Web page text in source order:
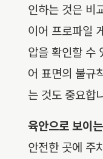
인하는 것은 비
이어 프로파일
압을 확인할 수
어 표면의 불규
는 것도 중요합
육안으로 보이
안전한 곳에 주